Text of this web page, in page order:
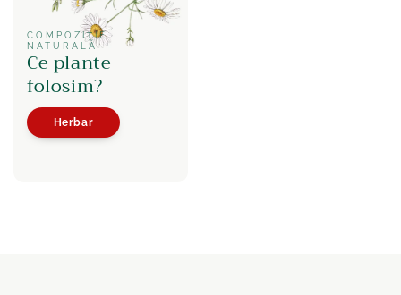
COMPOZIȚIE
NATURALĂ
Ce plante
folosim?
Herbar